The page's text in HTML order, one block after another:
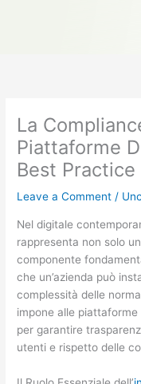
La
Piattaforme
Best Practice
Leave a Comment /
Nel digitale
rappresenta non solo
componente
che un’azienda può
complessità delle
impone alle
per garantire
utenti e rispetto delle